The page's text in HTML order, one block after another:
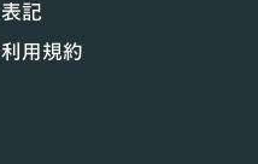
表記
利用規約